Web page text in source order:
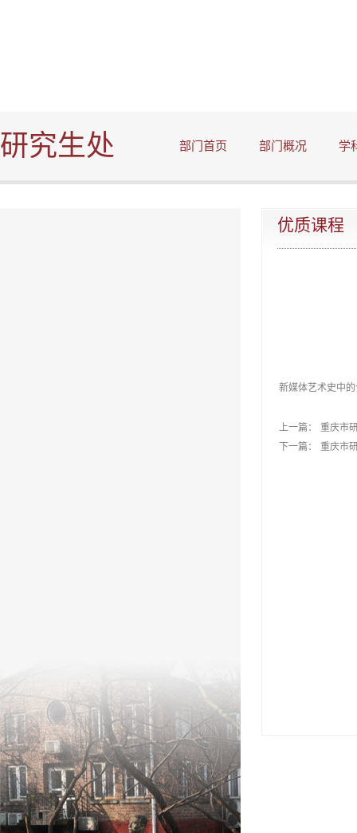
研究生处 部门首页 部门概况 学
优质课程
新媒体艺术史中
上一篇：
重庆市
下一篇：
重庆市